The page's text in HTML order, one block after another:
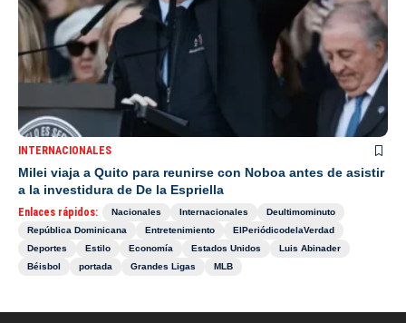
INTERNACIONALES
Milei viaja a Quito para reunirse con Noboa antes de asistir
a la investidura de De la Espriella
Enlaces rápidos: Nacionales Internacionales
Deultimominuto
República Dominicana
Entretenimiento
ElPeriódicodelaVerdad
Deportes
Estilo Economía Estados Unidos
Luis Abinader
Béisbol
portada Grandes Ligas MLB